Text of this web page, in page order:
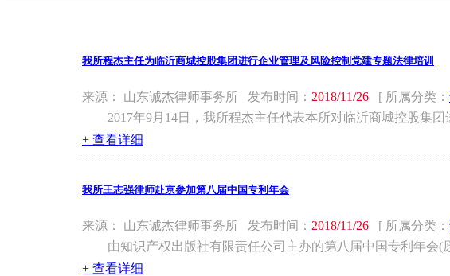
我所程杰主任为临沂商城控股集团进行企业管理及风险控制党建专题法律培训
来源： 山东诚杰律师事务所 发布时间： 2018/11/26 [ 所属分类：
2017年9月14日，我所程杰主任代表本所对临沂商城控股集
+ 查看详细
我所王志强律师赴京参加第八届中国专利年会
来源： 山东诚杰律师事务所 发布时间： 2018/11/26 [ 所属分类：
由知识产权出版社有限责任公司主办的第八届中国专利年
+ 查看详细